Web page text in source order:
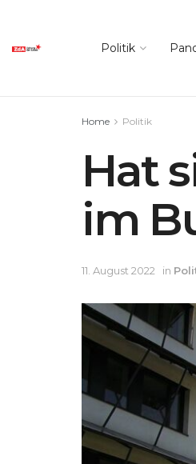
Politik
Home Politik
Hat
im
11. August 2022 in